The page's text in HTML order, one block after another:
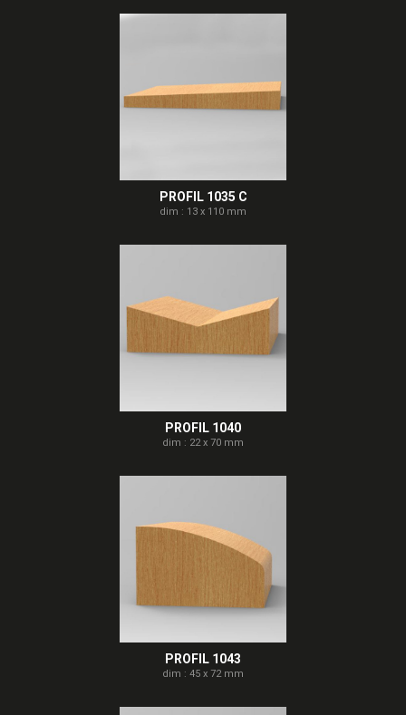
PROFIL 1035 C
dim : 13 x 110 mm
PROFIL 1040
dim : 22 x 70 mm
PROFIL 1043
dim : 45 x 72 mm